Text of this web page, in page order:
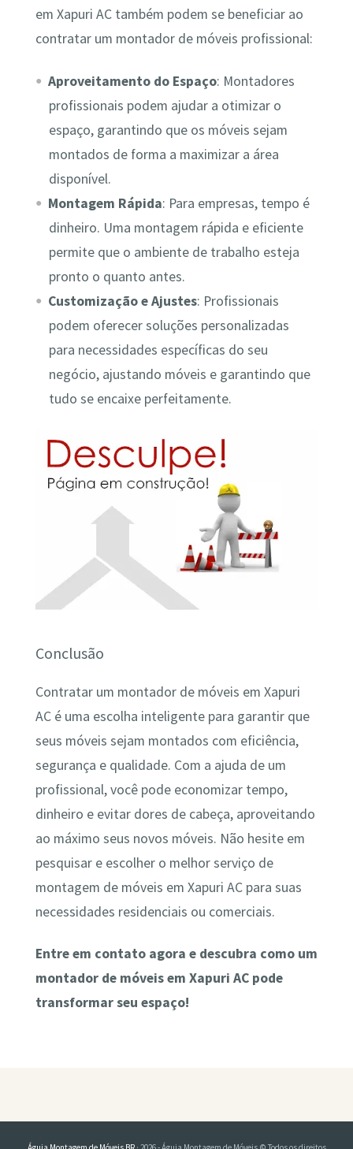
em Xapuri AC também podem se beneficiar ao
contratar um montador de móveis profissional:
Aproveitamento do Espaço: Montadores
profissionais podem ajudar a otimizar o
espaço, garantindo que os móveis sejam
montados de forma a maximizar a área
disponível.
Montagem Rápida: Para empresas, tempo é
dinheiro. Uma montagem rápida e eficiente
permite que o ambiente de trabalho esteja
pronto o quanto antes.
Customização e Ajustes: Profissionais
podem oferecer soluções personalizadas
para necessidades específicas do seu
negócio, ajustando móveis e garantindo que
tudo se encaixe perfeitamente.
Conclusão
Contratar um montador de móveis em Xapuri
AC é uma escolha inteligente para garantir que
seus móveis sejam montados com eficiência,
segurança e qualidade. Com a ajuda de um
profissional, você pode economizar tempo,
dinheiro e evitar dores de cabeça, aproveitando
ao máximo seus novos móveis. Não hesite em
pesquisar e escolher o melhor serviço de
montagem de móveis em Xapuri AC para suas
necessidades residenciais ou comerciais.
Entre em contato agora e descubra como um
montador de móveis em Xapuri AC pode
transformar seu espaço!